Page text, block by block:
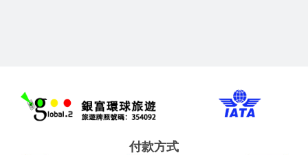
付款方式